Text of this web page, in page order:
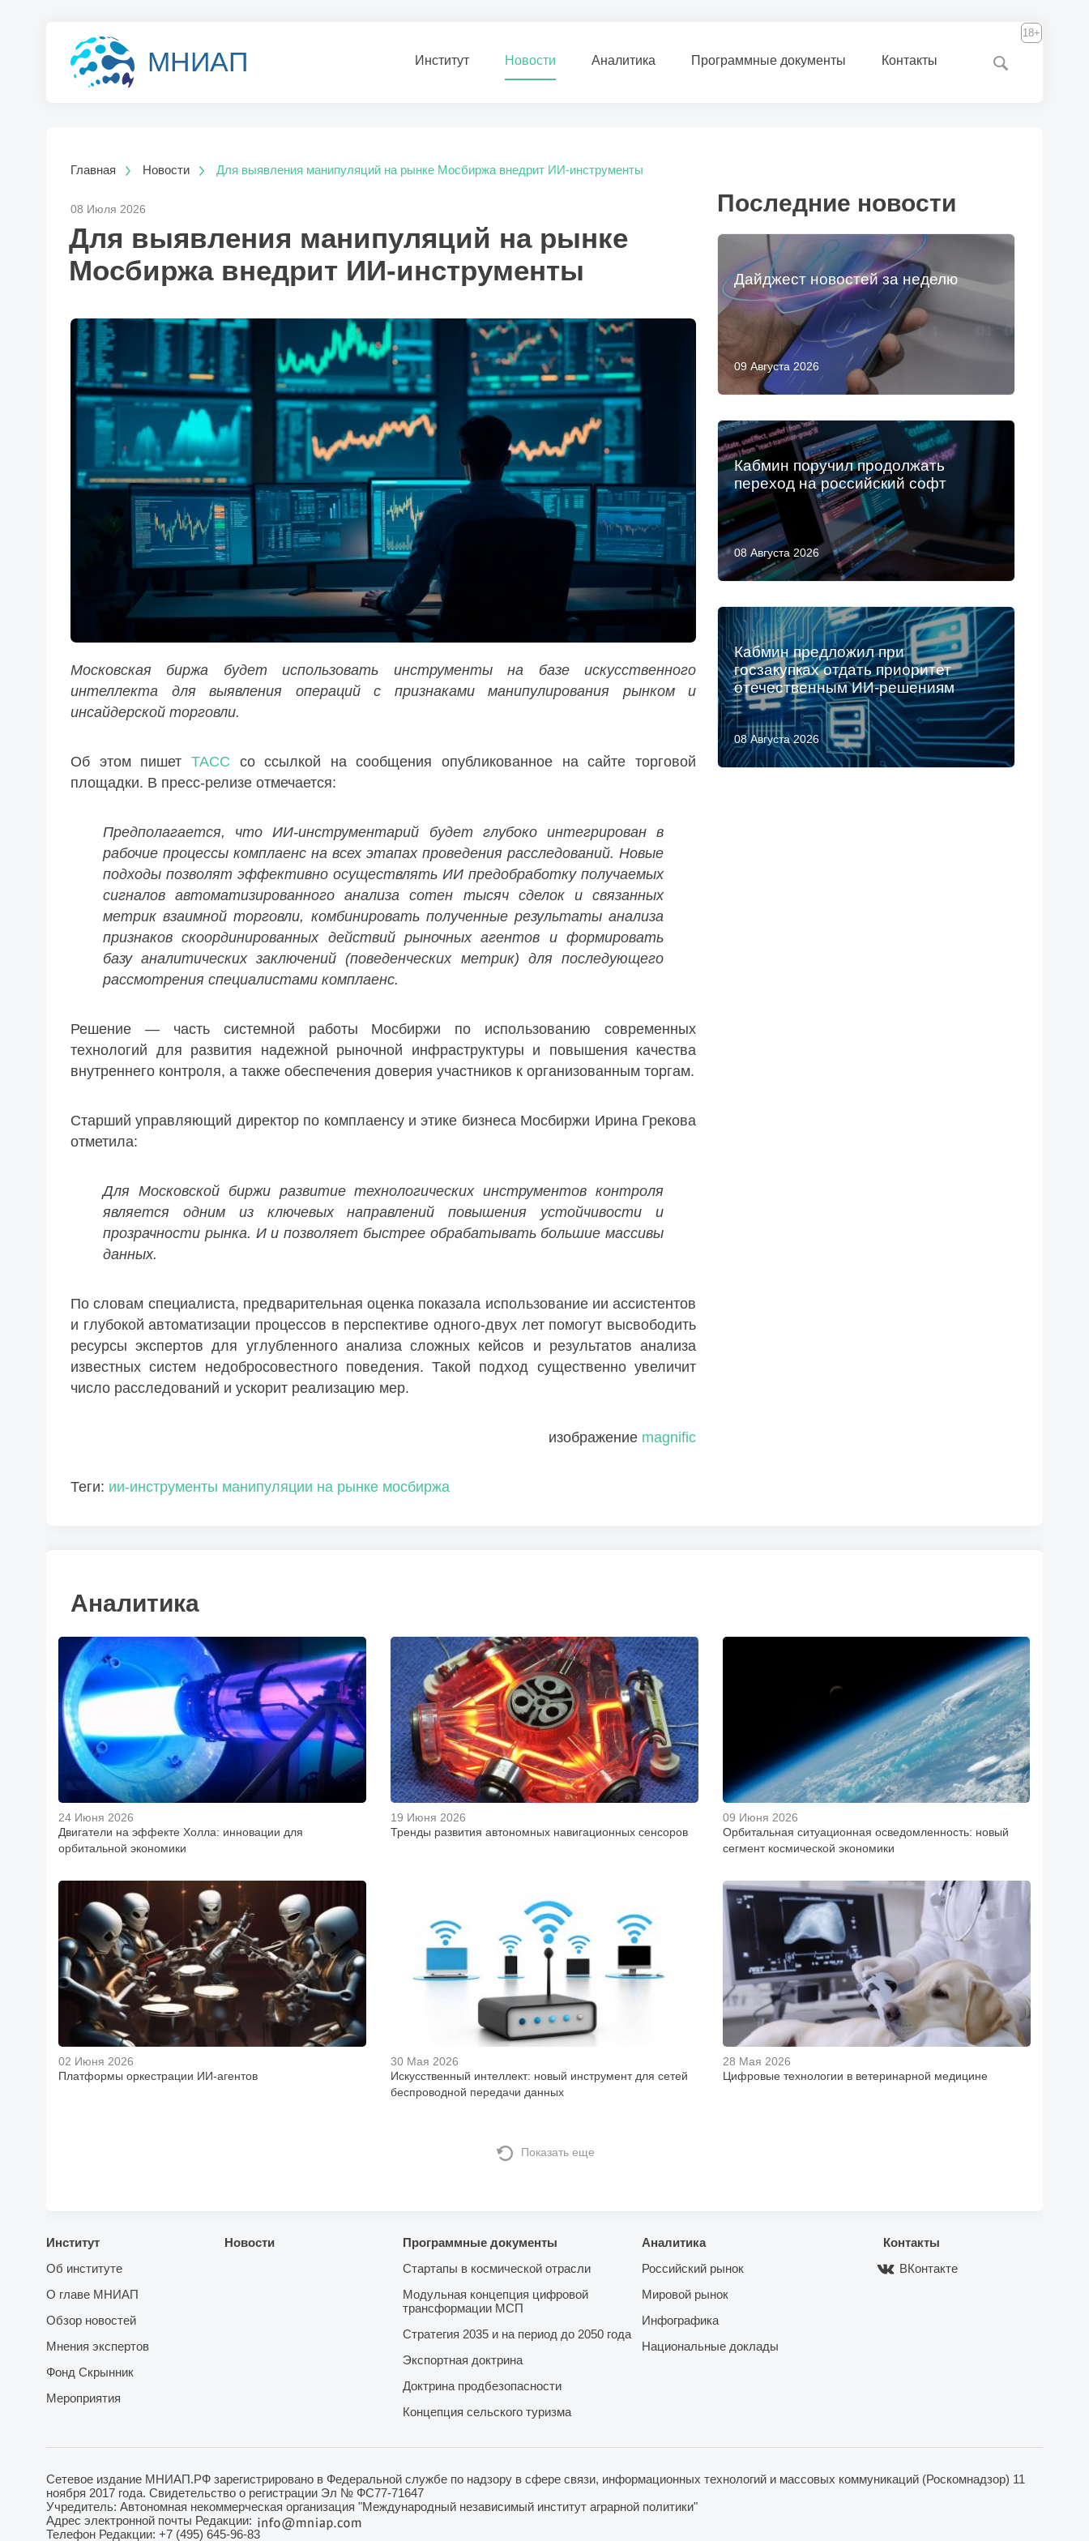
МНИАП Институт Новости Аналитика Программные документы Контакты
18+
Главная Новости Для выявления манипуляций на рынке Мосбиржа внедрит ИИ-инструменты
08 Июля 2026
Для выявления манипуляций на рынке
Мосбиржа внедрит ИИ-инструменты
Московская биржа будет использовать инструменты на базе искусственного
интеллекта для выявления операций с признаками манипулирования рынком и
инсайдерской торговли.
Об этом пишет ТАСС со ссылкой на сообщения опубликованное на сайте торговой
площадки. В пресс-релизе отмечается:
Предполагается, что ИИ-инструментарий будет глубоко интегрирован в
рабочие процессы комплаенс на всех этапах проведения расследований. Новые
подходы позволят эффективно осуществлять ИИ предобработку получаемых
сигналов автоматизированного анализа сотен тысяч сделок и связанных
метрик взаимной торговли, комбинировать полученные результаты анализа
признаков скоординированных действий рыночных агентов и формировать
базу аналитических заключений (поведенческих метрик) для последующего
рассмотрения специалистами комплаенс.
Решение — часть системной работы Мосбиржи по использованию современных
технологий для развития надежной рыночной инфраструктуры и повышения качества
внутреннего контроля, а также обеспечения доверия участников к организованным торгам.
Старший управляющий директор по комплаенсу и этике бизнеса Мосбиржи Ирина Грекова
отметила:
Для Московской биржи развитие технологических инструментов контроля
является одним из ключевых направлений повышения устойчивости и
прозрачности рынка. И и позволяет быстрее обрабатывать большие массивы
данных.
По словам специалиста, предварительная оценка показала использование ии ассистентов
и глубокой автоматизации процессов в перспективе одного-двух лет помогут высвободить
ресурсы экспертов для углубленного анализа сложных кейсов и результатов анализа
известных систем недобросовестного поведения. Такой подход существенно увеличит
число расследований и ускорит реализацию мер.
изображение magnific
Теги: ии-инструменты манипуляции на рынке мосбиржа
Последние новости
09 Августа 2026
Дайджест новостей за неделю
08 Августа 2026
Кабмин поручил продолжать
переход на российский софт
08 Августа 2026
Кабмин предложил при
госзакупках отдать приоритет
отечественным ИИ-решениям
Аналитика
24 Июня 2026
Двигатели на эффекте Холла: инновации для
орбитальной экономики
19 Июня 2026
Тренды развития автономных навигационных сенсоров
09 Июня 2026
Орбитальная ситуационная осведомленность: новый
сегмент космической экономики
02 Июня 2026
Платформы оркестрации ИИ-агентов
30 Мая 2026
Искусственный интеллект: новый инструмент для сетей
беспроводной передачи данных
28 Мая 2026
Цифровые технологии в ветеринарной медицине
Показать еще
Институт
Об институте
О главе МНИАП
Обзор новостей
Мнения экспертов
Фонд Скрынник
Мероприятия
Новости
Программные документы
Стартапы в космической отрасли
Модульная концепция цифровой
трансформации МСП
Стратегия 2035 и на период до 2050 года
Экспортная доктрина
Доктрина продбезопасности
Концепция сельского туризма
Аналитика
Российский рынок
Мировой рынок
Инфографика
Национальные доклады
Контакты
ВКонтакте
Сетевое издание МНИАП.РФ зарегистрировано в Федеральной службе по надзору в сфере связи, информационных технологий и массовых коммуникаций (Роскомнадзор) 11
ноября 2017 года. Свидетельство о регистрации Эл № ФС77-71647
Учредитель: Автономная некоммерческая организация "Международный независимый институт аграрной политики"
Адрес электронной почты Редакции:
Телефон Редакции: +7 (495) 645-96-83